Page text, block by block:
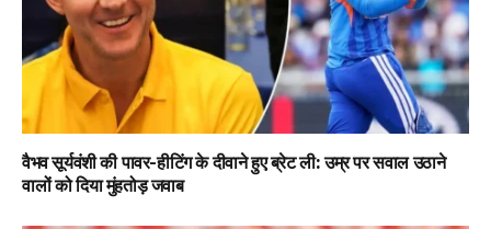
वैभव सूर्यवंशी की पावर-हीटिंग के दीवाने हुए ब्रेट ली: उम्र पर सवाल उठाने
वालों को दिया मुंहतोड़ जवाब